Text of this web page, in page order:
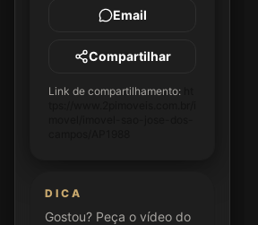
Email
Compartilhar
Link de compartilhamento:
DICA
Gostou? Peça o vídeo do